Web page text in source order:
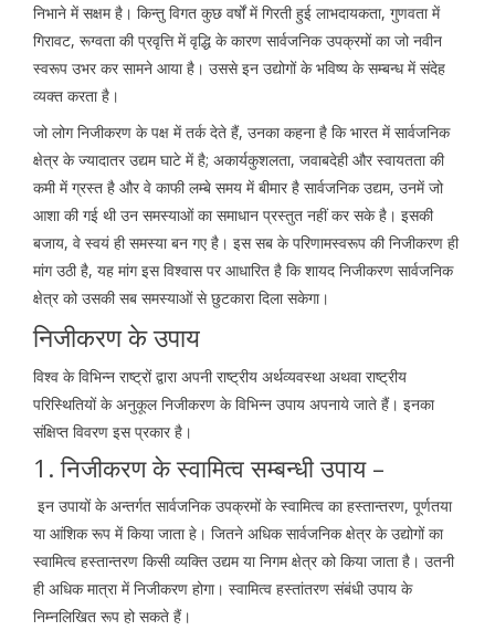
निभाने में सक्षम है। किन्तु विगत कुछ वर्षों में गिरती हुई लाभदायकता, गुणवता में
गिरावट, रूग्वता की प्रवृत्ति में वृद्धि के कारण सार्वजनिक उपक्रमों का जो नवीन
स्वरूप उभर कर सामने आया है। उससे इन उद्योगों के भविष्य के सम्बन्ध में संदेह
व्यक्त करता है।
जो लोग निजीकरण के पक्ष में तर्क देते हैं, उनका कहना है कि भारत में सार्वजनिक
क्षेत्र के ज्यादातर उद्यम घाटे में है; अकार्यकुशलता, जवाबदेही और स्वायतता की
कमी में ग्रस्त है और वे काफी लम्बे समय में बीमार है सार्वजनिक उद्यम, उनमें जो
आशा की गई थी उन समस्याओं का समाधान प्रस्तुत नहीं कर सके है। इसकी
बजाय, वे स्वयं ही समस्या बन गए है। इस सब के परिणामस्वरूप की निजीकरण ही
मांग उठी है, यह मांग इस विश्वास पर आधारित है कि शायद निजीकरण सार्वजनिक
क्षेत्र को उसकी सब समस्याओं से छुटकारा दिला सकेगा।
निजीकरण के उपाय
विश्व के विभिन्न राष्ट्रों द्वारा अपनी राष्ट्रीय अर्थव्यवस्था अथवा राष्ट्रीय
परिस्थितियों के अनुकूल निजीकरण के विभिन्न उपाय अपनाये जाते हैं। इनका
संक्षिप्त विवरण इस प्रकार है।
1. निजीकरण के स्वामित्व सम्बन्धी उपाय –
इन उपायों के अन्तर्गत सार्वजनिक उपक्रमों के स्वामित्व का हस्तान्तरण, पूर्णतया
या आंशिक रूप में किया जाता हे। जितने अधिक सार्वजनिक क्षेत्र के उद्योगों का
स्वामित्व हस्तान्तरण किसी व्यक्ति उद्यम या निगम क्षेत्र को किया जाता है। उतनी
ही अधिक मात्रा में निजीकरण होगा। स्वामित्व हस्तांतरण संबंधी उपाय के
निम्नलिखित रूप हो सकते हैं।